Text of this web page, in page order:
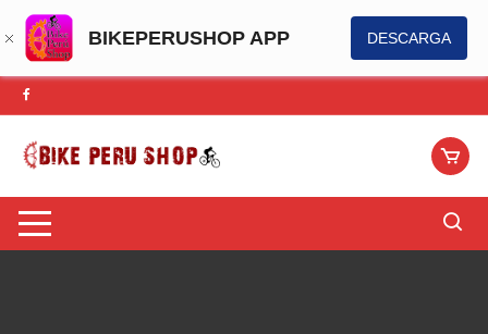
BIKEPERUSHOP APP DESCARGA
Saltar
al
contenido